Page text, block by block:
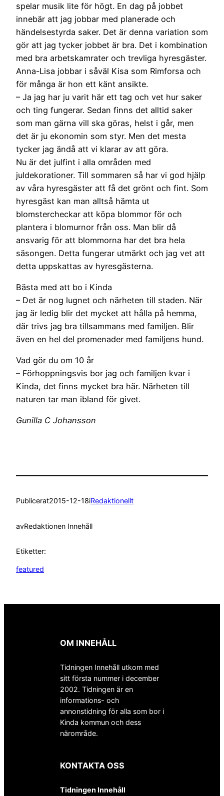
spelar musik lite för högt. En dag på jobbet
innebär att jag jobbar med planerade och
händelsestyrda saker. Det är denna variation som
gör att jag tycker jobbet är bra. Det i kombination
med bra arbetskamrater och trevliga hyresgäster.
Anna-Lisa jobbar i såväl Kisa som Rimforsa och
för många är hon ett känt ansikte.
– Ja jag har ju varit här ett tag och vet hur saker
och ting fungerar. Sedan finns det alltid saker
som man gärna vill ska göras, helst i går, men
det är ju ekonomin som styr. Men det mesta
tycker jag ändå att vi klarar av att göra.
Nu är det julfint i alla områden med
juldekorationer. Till sommaren så har vi god hjälp
av våra hyresgäster att få det grönt och fint. Som
hyresgäst kan man alltså hämta ut
blomstercheckar att köpa blommor för och
plantera i blomurnor från oss. Man blir då
ansvarig för att blommorna har det bra hela
säsongen. Detta fungerar utmärkt och jag vet att
detta uppskattas av hyresgästerna.
Bästa med att bo i Kinda
– Det är nog lugnet och närheten till staden. När
jag är ledig blir det mycket att hålla på hemma,
där trivs jag bra tillsammans med familjen. Blir
även en hel del promenader med familjens hund.
Vad gör du om 10 år
– Förhoppningsvis bor jag och familjen kvar i
Kinda, det finns mycket bra här. Närheten till
naturen tar man ibland för givet.
Gunilla C Johansson
Publicerat2015-12-18iRedaktionellt
avRedaktionen Innehåll
Etiketter:
featured
OM INNEHÅLL
Tidningen Innehåll utkom med
sitt första nummer i december
2002. Tidningen är en
informations- och
annonstidning för alla som bor i
Kinda kommun och dess
närområde.
KONTAKTA OSS
Tidningen Innehåll